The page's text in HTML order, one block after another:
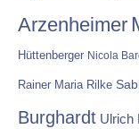
Arzenheimer
Hüttenberger Nicola
Rainer Maria Rilke
Burghardt Ulrich